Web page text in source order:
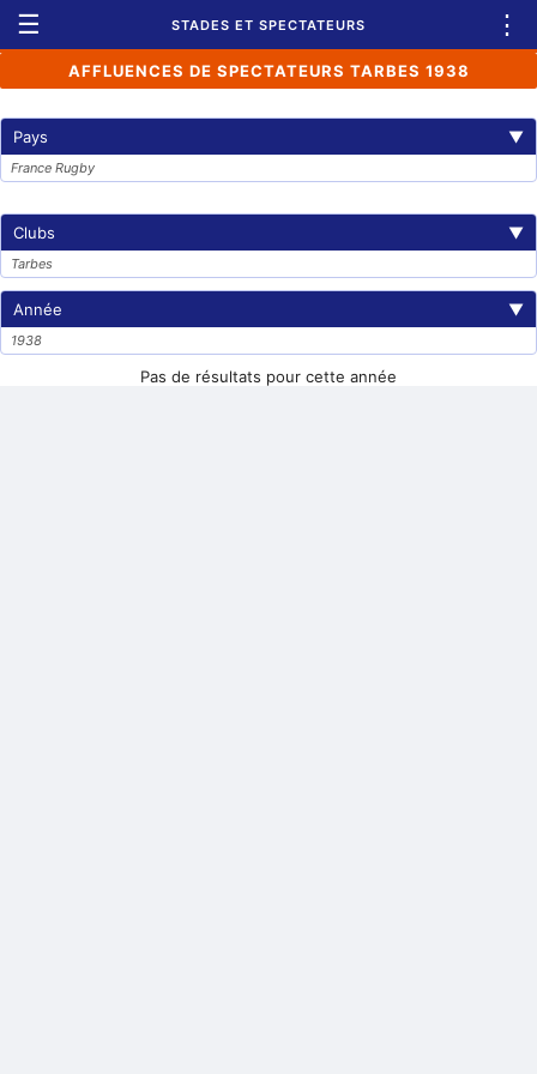
☰ STADES ET SPECTATEURS ⋮
AFFLUENCES DE SPECTATEURS TARBES 1938
Pays ▼
France Rugby
Clubs ▼
Tarbes
Année ▼
1938
Pas de résultats pour cette année